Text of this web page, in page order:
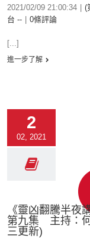
2021/02/09 21:00:34 (
台 --
0條評論
[...]
進一步了解
2
02, 2021
《靈凶翻騰半夜
第九集 主持：
三更新)